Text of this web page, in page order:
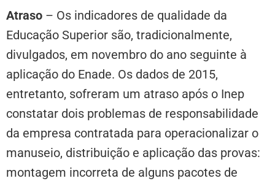
Atraso – Os indicadores de qualidade da
Educação Superior são, tradicionalmente,
divulgados, em novembro do ano seguinte à
aplicação do Enade. Os dados de 2015,
entretanto, sofreram um atraso após o Inep
constatar dois problemas de responsabilidade
da empresa contratada para operacionalizar o
manuseio, distribuição e aplicação das provas:
montagem incorreta de alguns pacotes de